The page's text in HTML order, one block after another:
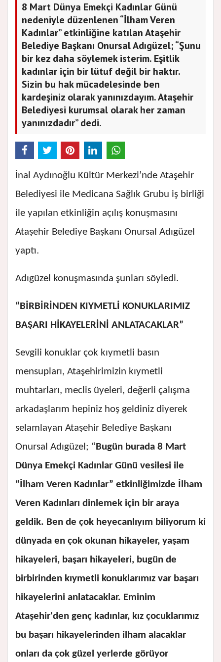
8 Mart Dünya Emekçi Kadınlar Günü
nedeniyle düzenlenen “İlham Veren
Kadınlar” etkinliğine katılan Ataşehir
Belediye Başkanı Onursal Adıgüzel; “Şunu
bir kez daha söylemek isterim. Eşitlik
kadınlar için bir lütuf değil bir haktır.
Sizin bu hak mücadelesinde ben
kardeşiniz olarak yanınızdayım. Ataşehir
Belediyesi kurumsal olarak her zaman
yanınızdadır” dedi.
İnal Aydınoğlu Kültür Merkezi’nde Ataşehir
Belediyesi ile Medicana Sağlık Grubu iş birliği
ile yapılan etkinliğin açılış konuşmasını
Ataşehir Belediye Başkanı Onursal Adıgüzel
yaptı.
Adıgüzel konuşmasında şunları söyledi.
“BİRBİRİNDEN KIYMETLİ KONUKLARIMIZ
BAŞARI HİKAYELERİNİ ANLATACAKLAR”
Sevgili konuklar çok kıymetli basın
mensupları, Ataşehirimizin kıymetli
muhtarları, meclis üyeleri, değerli çalışma
arkadaşlarım hepiniz hoş geldiniz diyerek
selamlayan Ataşehir Belediye Başkanı
Onursal Adıgüzel; “Bugün burada 8 Mart
Dünya Emekçi Kadınlar Günü vesilesi ile
“İlham Veren Kadınlar” etkinliğimizde İlham
Veren Kadınları dinlemek için bir araya
geldik. Ben de çok heyecanlıyım biliyorum ki
dünyada en çok okunan hikayeler, yaşam
hikayeleri, başarı hikayeleri, bugün de
birbirinden kıymetli konuklarımız var başarı
hikayelerini anlatacaklar. Eminim
Ataşehir'den genç kadınlar, kız çocuklarımız
bu başarı hikayelerinden ilham alacaklar
onları da çok güzel yerlerde görüyor